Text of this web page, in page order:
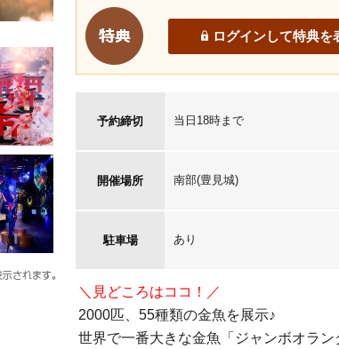
ログインして特典を
予約締切 当日18時まで
開催場所 南部(豊見城)
駐車場 あり
＼見どころはココ！／
2000匹、55種類の金魚を展示♪
世界で一番大きな金魚「ジャンボオラ